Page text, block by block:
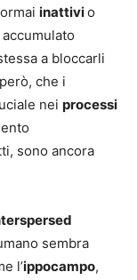
inattivio
a bloccarli
che i
nei processi
sono ancora
sembra
l’ippocampo,